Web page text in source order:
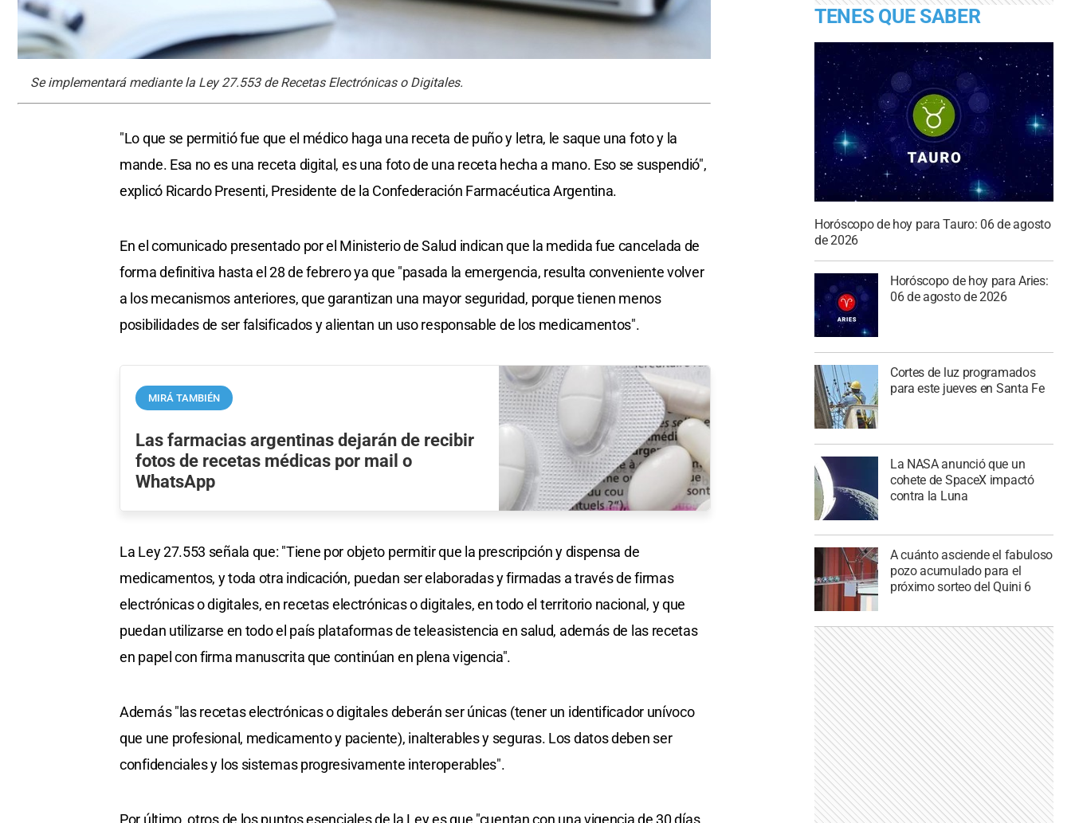
Se implementará mediante la Ley 27.553 de Recetas Electrónicas o Digitales.
"Lo que se permitió fue que el médico haga una receta de puño y letra, le saque una foto y la
mande. Esa no es una receta digital, es una foto de una receta hecha a mano. Eso se suspendió",
explicó Ricardo Presenti, Presidente de la Confederación Farmacéutica Argentina.
En el comunicado presentado por el Ministerio de Salud indican que la medida fue cancelada de
forma definitiva hasta el 28 de febrero ya que "pasada la emergencia, resulta conveniente volver
a los mecanismos anteriores, que garantizan una mayor seguridad, porque tienen menos
posibilidades de ser falsificados y alientan un uso responsable de los medicamentos".
MIRÁ TAMBIÉN
Las farmacias argentinas dejarán de recibir
fotos de recetas médicas por mail o
WhatsApp
La Ley 27.553 señala que: "Tiene por objeto permitir que la prescripción y dispensa de
medicamentos, y toda otra indicación, puedan ser elaboradas y firmadas a través de firmas
electrónicas o digitales, en recetas electrónicas o digitales, en todo el territorio nacional, y que
puedan utilizarse en todo el país plataformas de teleasistencia en salud, además de las recetas
en papel con firma manuscrita que continúan en plena vigencia".
Además "las recetas electrónicas o digitales deberán ser únicas (tener un identificador unívoco
que une profesional, medicamento y paciente), inalterables y seguras. Los datos deben ser
confidenciales y los sistemas progresivamente interoperables".
Por último, otros de los puntos esenciales de la Ley es que "cuentan con una vigencia de 30 días
TENES QUE SABER
Horóscopo de hoy para Tauro: 06 de agosto
de 2026
Horóscopo de hoy para Aries:
06 de agosto de 2026
Cortes de luz programados
para este jueves en Santa Fe
La NASA anunció que un
cohete de SpaceX impactó
contra la Luna
A cuánto asciende el fabuloso
pozo acumulado para el
próximo sorteo del Quini 6